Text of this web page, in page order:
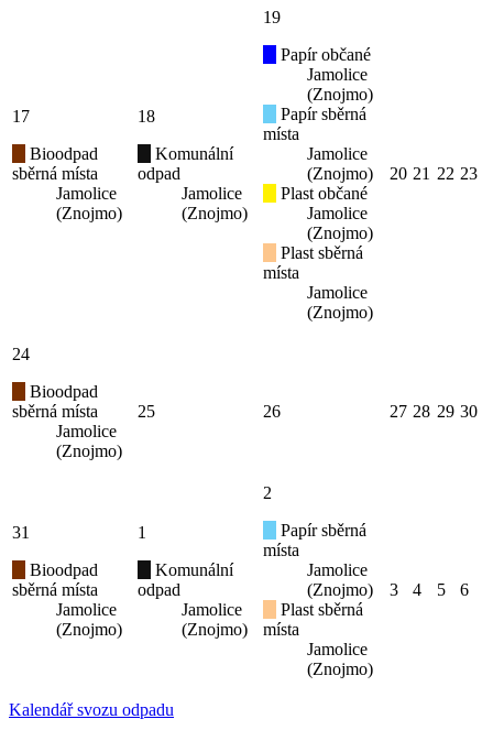
17
Bioodpad
sběrná místa
Jamolice
(Znojmo)
18
Komunální
odpad
Jamolice
(Znojmo)
19
Papír občané
Jamolice
(Znojmo)
Papír sběrná
místa
Jamolice
(Znojmo)
Plast občané
Jamolice
(Znojmo)
Plast sběrná
místa
Jamolice
(Znojmo)
20 21 22 23
24
Bioodpad
sběrná místa
Jamolice
(Znojmo)
25 26 27 28 29 30
31
Bioodpad
sběrná místa
Jamolice
(Znojmo)
1
Komunální
odpad
Jamolice
(Znojmo)
2
Papír sběrná
místa
Jamolice
(Znojmo)
Plast sběrná
místa
Jamolice
(Znojmo)
3 4 5 6
Kalendář svozu odpadu